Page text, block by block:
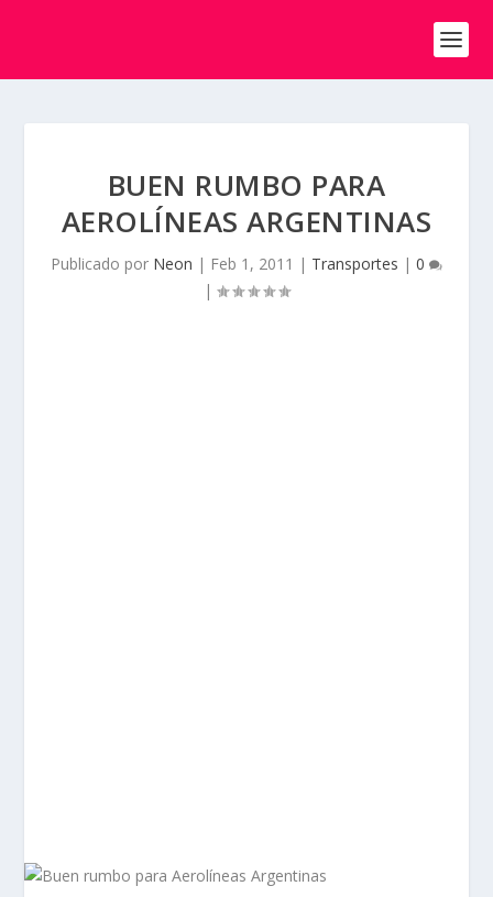
BUEN RUMBO PARA
AEROLÍNEAS ARGENTINAS
Publicado por Neon | Feb 1, 2011 | Transportes | 0
|